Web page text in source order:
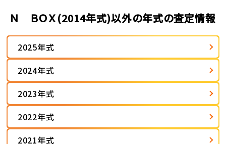
Ｎ ＢＯＸ(2014年式)以外の年式の査定情報
2025年式
2024年式
2023年式
2022年式
2021年式